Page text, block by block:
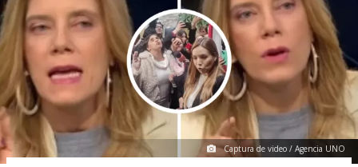
Captura de video / Agencia UNO